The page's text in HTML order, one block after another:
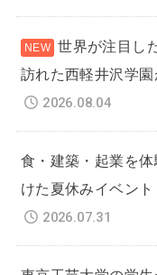
世界が注目し
訪れた西軽井沢学
2026.08.04
食・建築・起業を体
けた夏休みイベント
2026.07.31